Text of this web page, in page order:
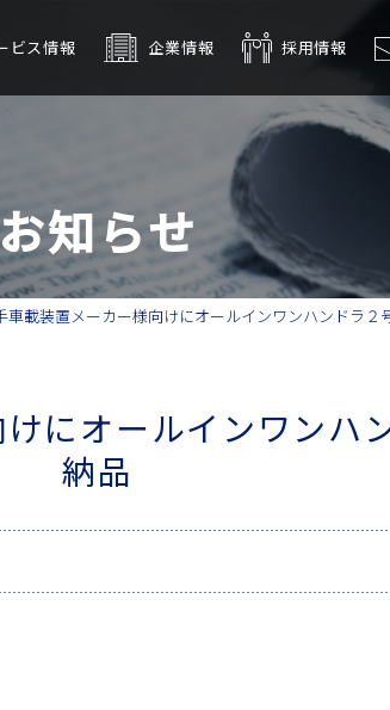
ビス情報
インテリジェ
企業情報 採用情報
知らせ
車載装置メーカー様向けにオールインワンハンドラ２
にオールインワンハ
納品